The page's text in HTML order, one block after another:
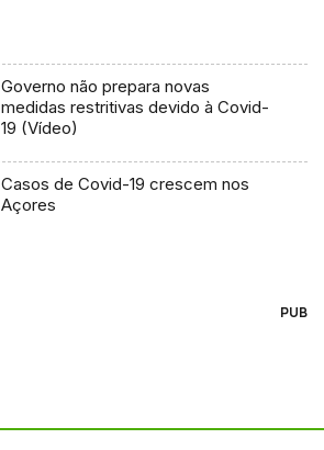
Governo não prepara novas
medidas restritivas devido à Covid-
19 (Vídeo)
Casos de Covid-19 crescem nos
Açores
PUB